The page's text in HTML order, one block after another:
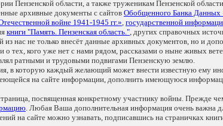
Пензенской области, а также труженикам Пензенской
архивные документы с сайтов Обобщенного Банка
войне 1941-1945 гг.», государственной
книги "Память. Пензенская область.", других справочных
из нас не только внесёт данные архивных документов, но и
тех, кого уже нет с нами рядом, рассказами о ныне живых
ратными и трудовыми подвигами Пензенскую землю.
в которую каждый желающий может внести известную ему
на сайте информации, дополнить имеющуюся
посвященная конкретному участнику войны. Прежде
. Любая Ваша дополнительная информация очень важна
на сайте можно узнавать, подписавшись на страничках